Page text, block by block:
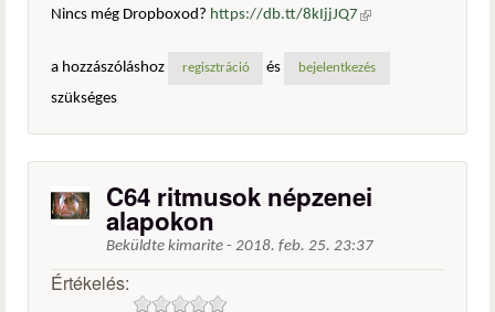
Nincs még Dropboxod? https://db.tt/8kIjjJQ7 (külső
a hozzászóláshoz
regisztráció és bejelentkezés
szükséges
C64 ritmusok népzenei
alapokon
Beküldte kimarite - 2018. feb. 25. 23:37
Értékelés: